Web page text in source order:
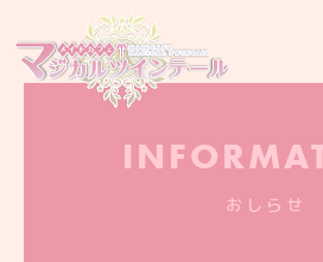
おしらせ